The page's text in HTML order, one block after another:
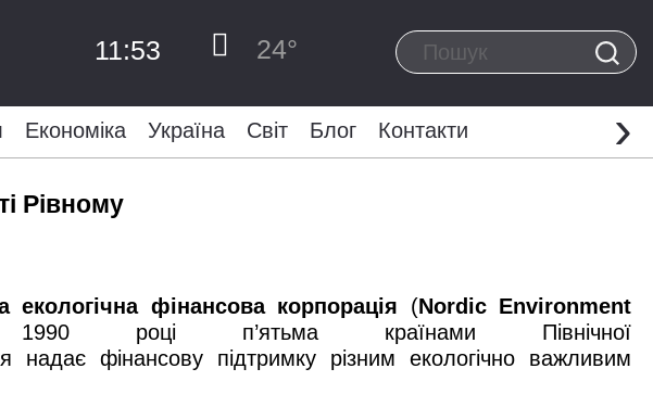
11:53 24°
Економіка Україна Світ Блог Контакти ›
Рівному
екологічна фінансова корпорація (Nordic Environment
році п’ятьма країнами Північної
фінансову підтримку різним екологічно важливим